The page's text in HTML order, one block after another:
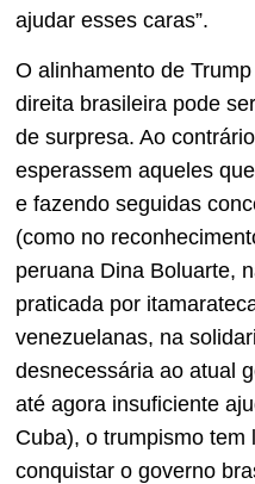
ajudar esses caras”.
O alinhamento de
direita brasileira pode
de surpresa. Ao
esperassem aqueles
e fazendo seguidas
(como no
peruana Dina Boluarte,
praticada por
venezuelanas, na
desnecessária ao atual
até agora insuficiente
Cuba), o trumpismo tem
conquistar o governo